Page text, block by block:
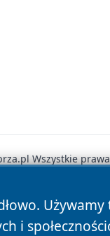
i
Wszystkie
Prywatności